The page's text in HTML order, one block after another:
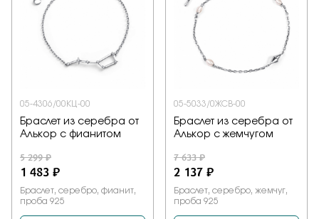
05-4306/00КЦ-00
Браслет из серебра от
Алькор с фианитом
5 299 ₽
1 483 ₽
Браслет, серебро, фианит,
проба 925
05-5033/0ЖСВ-00
Браслет из серебра от
Алькор с жемчугом
7 633 ₽
2 137 ₽
Браслет, серебро, жемчуг,
проба 925
Заказать
политики конфиденциальности